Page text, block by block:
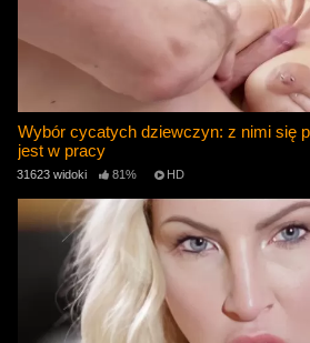
Wybór cycatych dziewczyn: z nimi się
jest w pracy
31623 widoki 81% HD